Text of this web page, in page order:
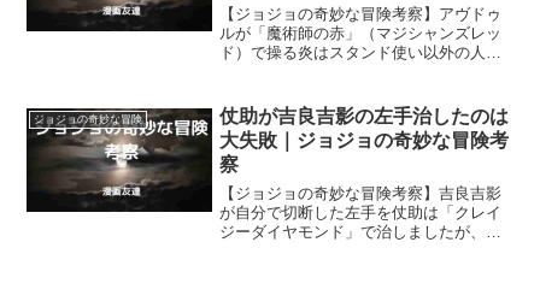
【ジョジョの奇妙な冒険考察】アヴドゥ
ルが「魔術師の赤」（マジシャンズレッ
ド）で操る炎はスタンド使い以外の人間
の赤」で操っている炎が見えていたよう
に思える場面もありました。
ジョジョの奇妙な冒険
仗助が吉良吉影の左手治したのは
大失敗｜ジョジョの奇妙な冒険考
察
【ジョジョの奇妙な冒険考察】吉良吉影
が自分で切断した左手を仗助は「クレイ
ジーダイヤモンド」で治しましたが、こ